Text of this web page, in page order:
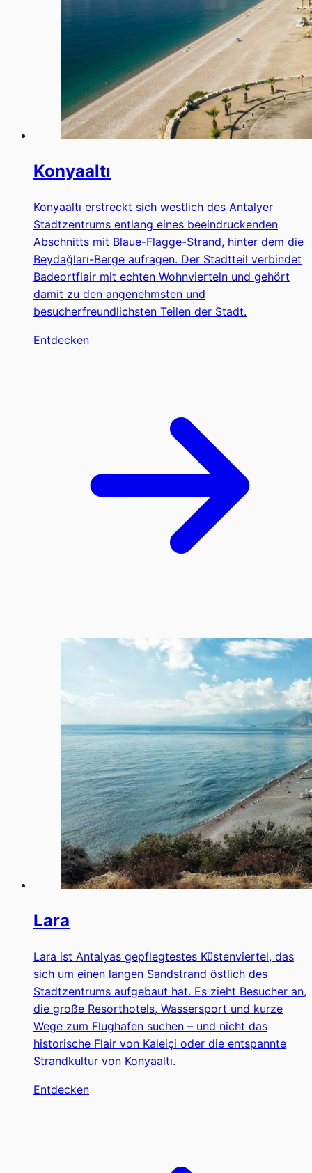
Konyaaltı
Konyaaltı erstreckt sich westlich des Antalyer
Stadtzentrums entlang eines beeindruckenden
Abschnitts mit Blaue-Flagge-Strand, hinter dem die
Beydağları-Berge aufragen. Der Stadtteil verbindet
Badeortflair mit echten Wohnvierteln und gehört
damit zu den angenehmsten und
besucherfreundlichsten Teilen der Stadt.
Entdecken
Lara
Lara ist Antalyas gepflegtestes Küstenviertel, das
sich um einen langen Sandstrand östlich des
Stadtzentrums aufgebaut hat. Es zieht Besucher an,
die große Resorthotels, Wassersport und kurze
Wege zum Flughafen suchen – und nicht das
historische Flair von Kaleiçi oder die entspannte
Strandkultur von Konyaaltı.
Entdecken